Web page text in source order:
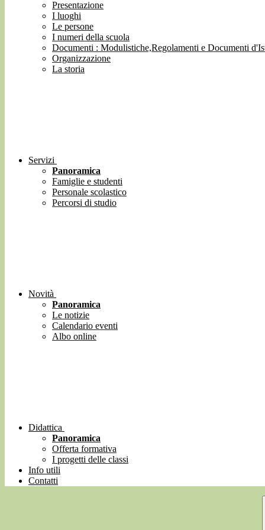
Presentazione
I luoghi
Le persone
I numeri della scuola
Documenti : Modulistiche,Regolamenti e Documenti
Organizzazione
La storia
Servizi
Panoramica
Famiglie e studenti
Personale scolastico
Percorsi di studio
Novità
Panoramica
Le notizie
Calendario eventi
Albo online
Didattica
Panoramica
Offerta formativa
I progetti delle classi
Info utili
Contatti